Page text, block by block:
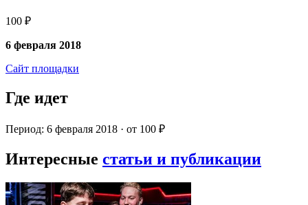
100 ₽
6 февраля 2018
Сайт площадки
Где идет
Период: 6 февраля 2018 · от 100 ₽
Интересные статьи и публикации